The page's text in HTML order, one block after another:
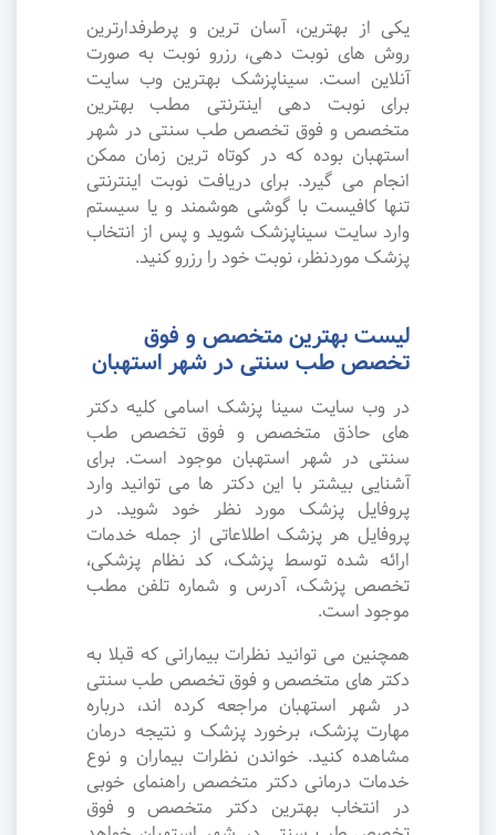
یکی از بهترین، آسان ترین و پرطرفدارترین
روش های نوبت دهی، رزرو نوبت به صورت
آنلاین است. سیناپزشک بهترین وب سایت
برای نوبت دهی اینترنتی مطب بهترین
متخصص و فوق تخصص طب سنتی در شهر
استهبان بوده که در کوتاه ترین زمان ممکن
انجام می گیرد. برای دریافت نوبت اینترنتی
تنها کافیست با گوشی هوشمند و یا سیستم
وارد سایت سیناپزشک شوید و پس از انتخاب
پزشک موردنظر، نوبت خود را رزرو کنید.
لیست بهترین متخصص و فوق
تخصص طب سنتی در شهر استهبان
در وب سایت سینا پزشک اسامی کلیه دکتر
های حاذق متخصص و فوق تخصص طب
سنتی در شهر استهبان موجود است. برای
آشنایی بیشتر با این دکتر ها می توانید وارد
پروفایل پزشک مورد نظر خود شوید. در
پروفایل هر پزشک اطلاعاتی از جمله خدمات
ارائه شده توسط پزشک، کد نظام پزشکی،
تخصص پزشک، آدرس و شماره تلفن مطب
موجود است.
همچنین می توانید نظرات بیمارانی که قبلا به
دکتر های متخصص و فوق تخصص طب سنتی
در شهر استهبان مراجعه کرده اند، درباره
مهارت پزشک، برخورد پزشک و نتیجه درمان
مشاهده کنید. خواندن نظرات بیماران و نوع
خدمات درمانی دکتر متخصص راهنمای خوبی
در انتخاب بهترین دکتر متخصص و فوق